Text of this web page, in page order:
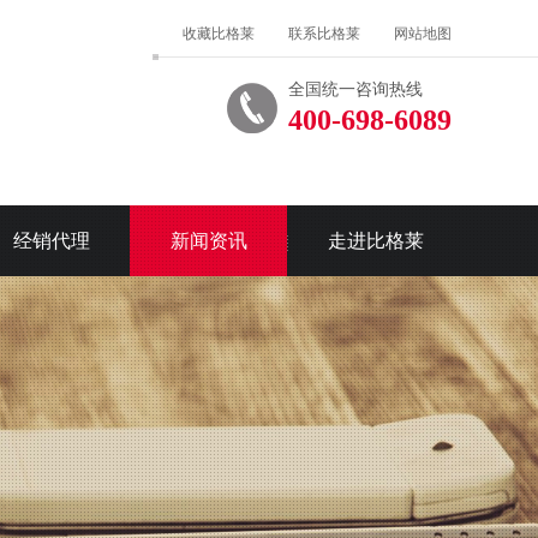
收藏比格莱 联系比格莱 网站地图
全国统一咨询热线
400-698-6089
经销代理 新闻资讯 走进比格莱